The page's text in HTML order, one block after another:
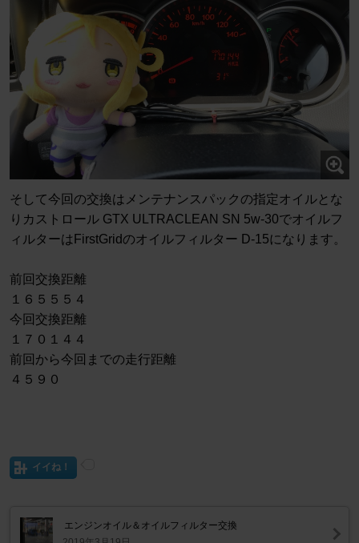
そして今回の交換はメンテナンスパックの指定オイルとな
りカストロール GTX ULTRACLEAN SN 5w-30でオイルフ
ィルターはFirstGridのオイルフィルター D-15になります。
前回交換距離
１６５５５４
今回交換距離
１７０１４４
前回から今回までの走行距離
４５９０
イイね！
エンジンオイル＆オイルフィルター交換